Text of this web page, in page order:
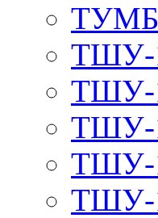
ТШУ-
ТШУ-
ТШУ-
ТШУ-
ТШУ-